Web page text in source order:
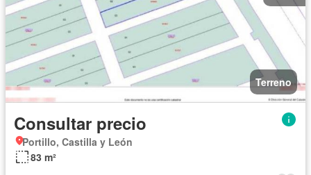
Terreno
Consultar precio
Portillo, Castilla y León
83 m²